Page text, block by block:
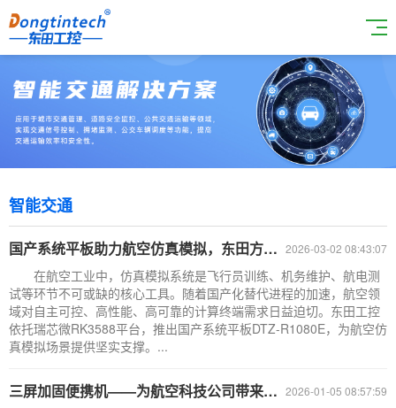
智能交通
2026-03-02 08:43:07
国产系统平板助力航空仿真模拟，东田方案DTZ-R1080E打造工业级可靠体
在航空工业中，仿真模拟系统是飞行员训练、机务维护、航电测
试等环节不可或缺的核心工具。随着国产化替代进程的加速，航空领
域对自主可控、高性能、高可靠的计算终端需求日益迫切。东田工控
依托瑞芯微RK3588平台，推出国产系统平板DTZ-R1080E，为航空仿
真模拟场景提供坚实支撑。...
2026-01-05 08:57:59
三屏加固便携机——为航空科技公司带来的高能工作站解决方案升级